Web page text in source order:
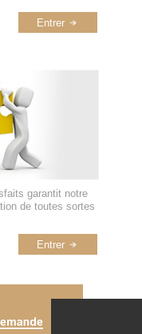
Entrer
garantit notre
de toutes sortes
Entrer